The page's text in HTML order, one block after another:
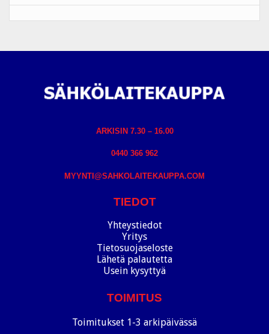
ARKISIN 7.30 – 16.00
0440 366 962
MYYNTI@SAHKOLAITEKAUPPA.COM
TIEDOT
Yhteystiedot
Yritys
Tietosuojaseloste
Lähetä palautetta
Usein kysyttyä
TOIMITUS
Toimitukset 1-3 arkipäivässä